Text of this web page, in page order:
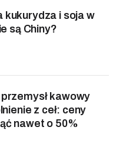
kukurydza i soja w
są Chiny?
kawowy
z ceł: ceny
nawet o 50%